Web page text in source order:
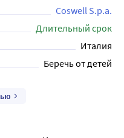
что обеспечивает
подходит для людей с
Кроме того, зубная
что делает ее более
здоровье зубов и
Coswell S.p.a.
Длительный срок
Италия
Беречь от детей